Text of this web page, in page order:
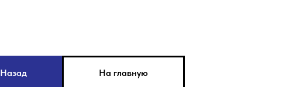
Назад На главную